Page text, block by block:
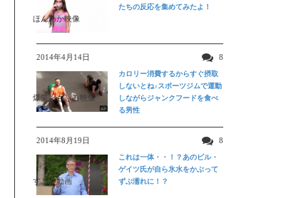
ほんわか映像
たちの反応を集めてみたよ！
2014年4月14日 8
爆笑おもしろ映像
カロリー消費するからすぐ摂取
しないとね♪スポーツジムで運動
しながらジャンクフードを食べ
る男性
2014年8月19日 8
すごい動画
これは一体・・！？あのビル・
ゲイツ氏が自ら氷水をかぶって
ずぶ濡れに！？